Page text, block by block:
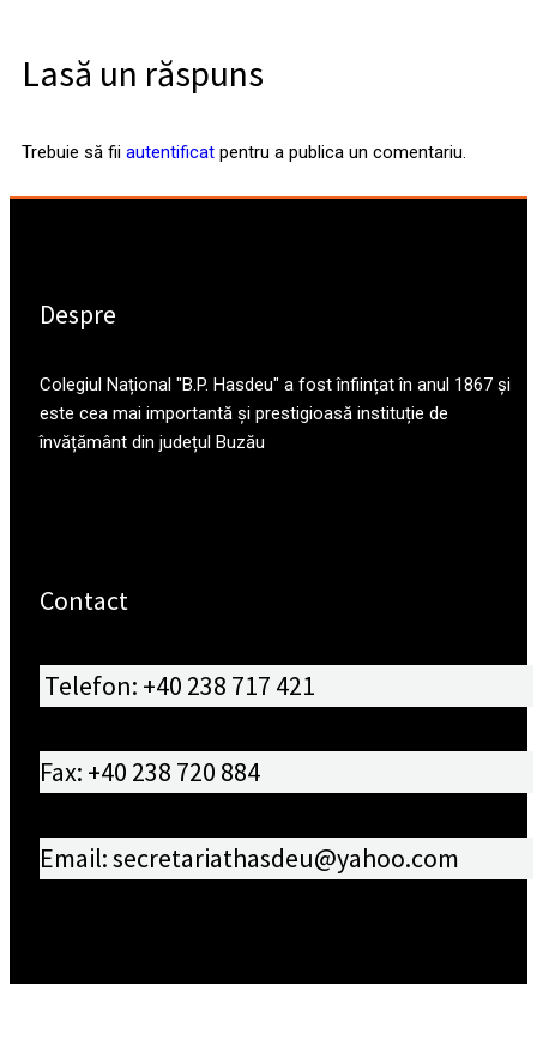
Lasă un răspuns
Trebuie să fii autentificat pentru a publica un comentariu.
Despre
Colegiul Național "B.P. Hasdeu" a fost înființat în anul 1867 și
este cea mai importantă și prestigioasă instituție de
învățământ din județul Buzău
Contact
Telefon: +40 238 717 421
Fax: +40 238 720 884
Email: secretariathasdeu@yahoo.com